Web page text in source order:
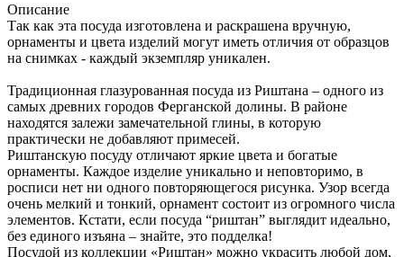
Описание
Так как эта посуда изготовлена и раскрашена вручную,
орнаменты и цвета изделий могут иметь отличия от образцов
на снимках - каждый экземпляр уникален.
Традиционная глазурованная посуда из Риштана – одного из
самых древних городов Ферганской долины. В районе
находятся залежи замечательной глины, в которую
практически не добавляют примесей.
Риштанскую посуду отличают яркие цвета и богатые
орнаменты. Каждое изделие уникально и неповторимо, в
росписи нет ни одного повторяющегося рисунка. Узор всегда
очень мелкий и тонкий, орнамент состоит из огромного числа
элементов. Кстати, если посуда “риштан” выглядит идеально,
без единого изъяна – знайте, это подделка!
Посудой из коллекции «Риштан» можно украсить любой дом,